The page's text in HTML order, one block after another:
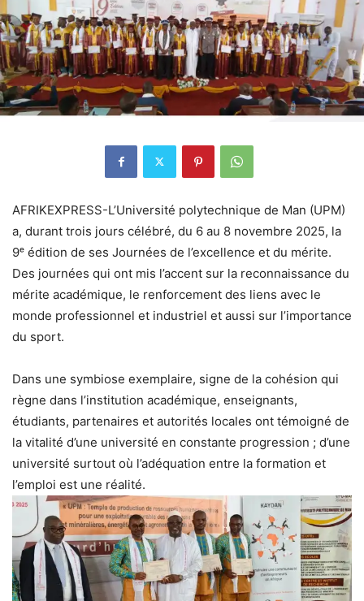
AFRIKEXPRESS-L’Université polytechnique de Man (UPM)
a, durant trois jours célébré, du 6 au 8 novembre 2025, la
9ᵉ édition de ses Journées de l’excellence et du mérite.
Des journées qui ont mis l’accent sur la reconnaissance du
mérite académique, le renforcement des liens avec le
monde professionnel et industriel et aussi sur l’importance
du sport.
Dans une symbiose exemplaire, signe de la cohésion qui
règne dans l’institution académique, enseignants,
étudiants, partenaires et autorités locales ont témoigné de
la vitalité d’une université en constante progression ; d’une
université surtout où l’adéquation entre la formation et
l’emploi est une réalité.